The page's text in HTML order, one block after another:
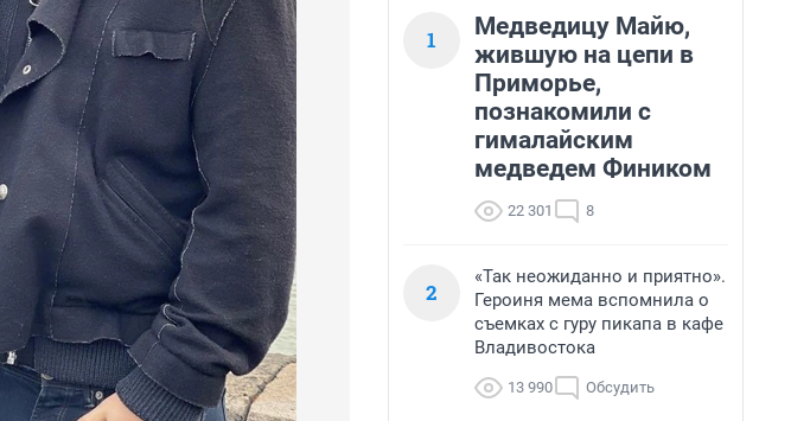
1
Медведицу Майю,
жившую на цепи в
Приморье,
познакомили с
гималайским
медведем Фиником
22 301 8
2
«Так неожиданно и приятно».
Героиня мема вспомнила о
съемках с гуру пикапа в кафе
Владивостока
13 990 Обсудить